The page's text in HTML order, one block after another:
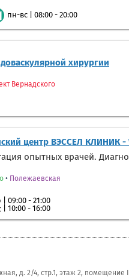
пн-вс 08:00 - 20:00
хирургии
Вернадского
центр ВЭССЕЛ КЛИНИК -
опытных врачей.
• Полежаевская
09:00 - 21:00
10:00 - 16:00
д. 2/4, стр.1, этаж 2, помещение